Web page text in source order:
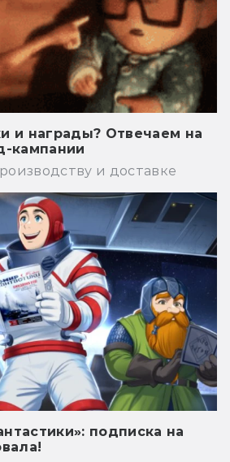
и награды? Отвечаем на
кампании
и доставке
подписка на